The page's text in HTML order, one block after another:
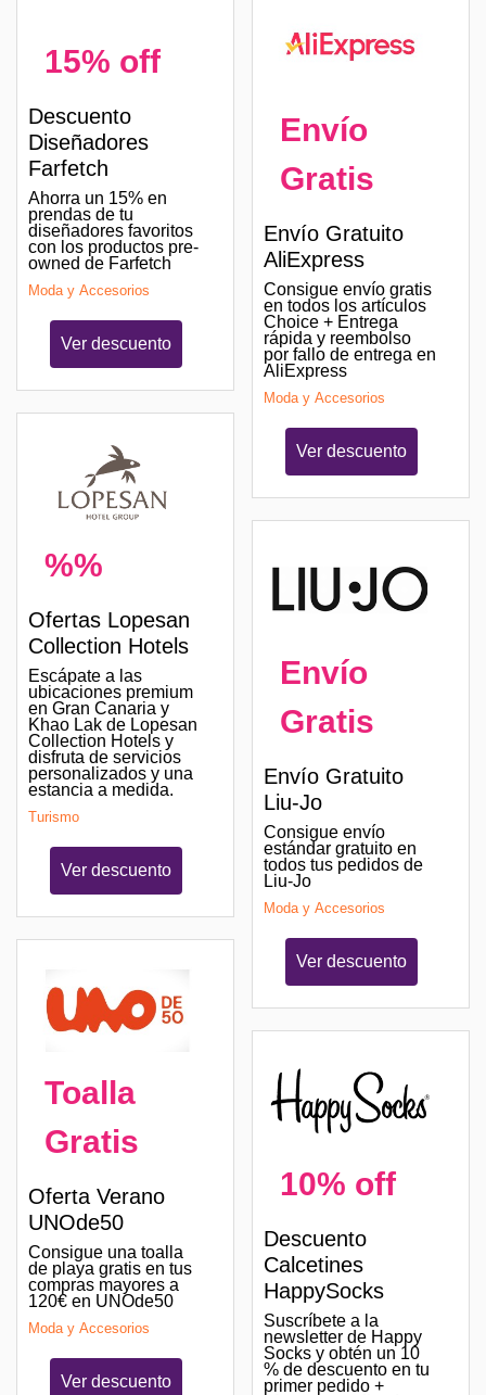
15% off
Descuento
Diseñadores
Farfetch
Ahorra un 15% en
prendas de tu
diseñadores favoritos
con los productos pre-
owned de Farfetch
Moda y Accesorios
Ver descuento
%%
Ofertas Lopesan
Collection Hotels
Escápate a las
ubicaciones premium
en Gran Canaria y
Khao Lak de Lopesan
Collection Hotels y
disfruta de servicios
personalizados y una
estancia a medida.
Turismo
Ver descuento
Toalla
Gratis
Oferta Verano
UNOde50
Consigue una toalla
de playa gratis en tus
compras mayores a
120€ en UNOde50
Moda y Accesorios
Ver descuento
Envío
Gratis
Envío Gratuito
AliExpress
Consigue envío gratis
en todos los artículos
Choice + Entrega
rápida y reembolso
por fallo de entrega en
AliExpress
Moda y Accesorios
Ver descuento
Envío
Gratis
Envío Gratuito
Liu-Jo
Consigue envío
estándar gratuito en
todos tus pedidos de
Liu-Jo
Moda y Accesorios
Ver descuento
10% off
Descuento
Calcetines
HappySocks
Suscríbete a la
newsletter de Happy
Socks y obtén un 10
% de descuento en tu
primer pedido +